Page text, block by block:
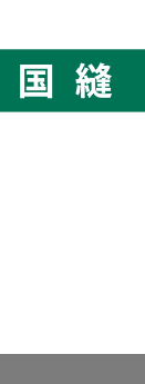
Jimny
スズキ
マツダ ロードスター